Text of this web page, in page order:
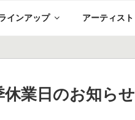
インアップ アーティスト
業日のお知らせ